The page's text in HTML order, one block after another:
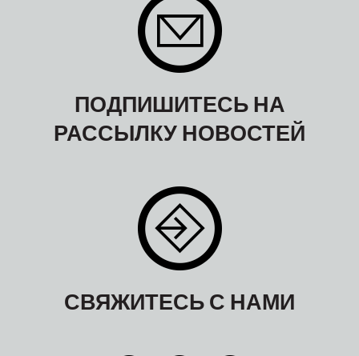
ПОДПИШИТЕСЬ НА
РАССЫЛКУ НОВОСТЕЙ
СВЯЖИТЕСЬ С НАМИ